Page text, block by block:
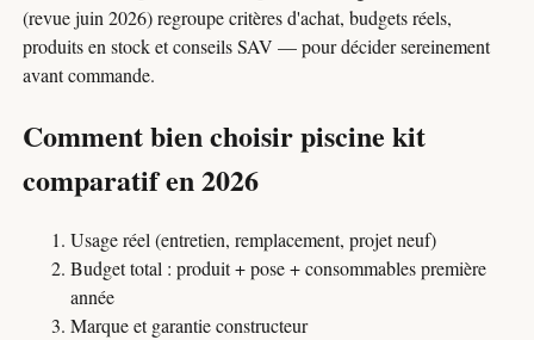
(revue juin 2026) regroupe critères d'achat, budgets réels,
produits en stock et conseils SAV — pour décider sereinement
avant commande.
Comment bien choisir piscine kit
comparatif en 2026
Usage réel (entretien, remplacement, projet neuf)
Budget total : produit + pose + consommables première
année
Marque et garantie constructeur